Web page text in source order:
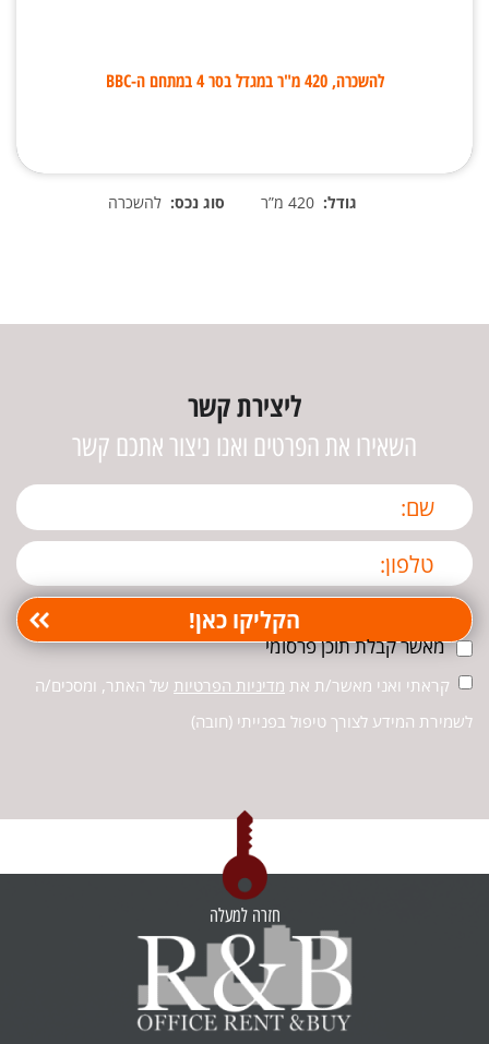
להשכרה, 420 מ"ר במגדל בסר 4 במתחם ה-BBC
גודל: 420 מ”ר סוג נכס: להשכרה
ליצירת קשר
השאירו את הפרטים ואנו ניצור אתכם קשר
מאשר קבלת תוכן פרסומי
קראתי ואני מאשר/ת את מדיניות הפרטיות של האתר, ומסכים/ה
לשמירת המידע לצורך טיפול בפנייתי (חובה)
חזרה למעלה